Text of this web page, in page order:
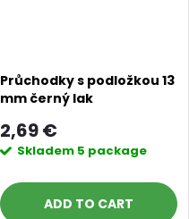
Průchodky s podložkou 13
mm černý lak
2,69 €
Skladem 5 package
ADD TO CART